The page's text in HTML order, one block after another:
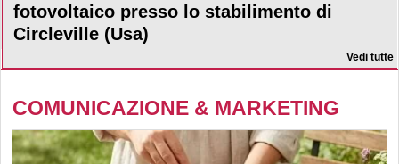
fotovoltaico presso lo stabilimento di
Circleville (Usa)
Vedi tutte
COMUNICAZIONE & MARKETING